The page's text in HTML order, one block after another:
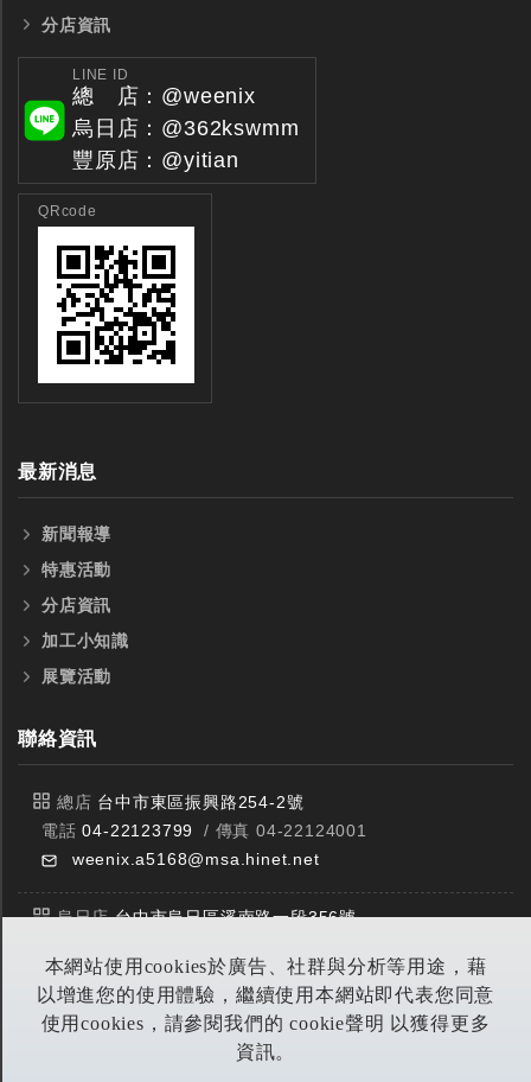
本網站使用cookies於廣告、社群與分析等用途，藉
以增進您的使用體驗，繼續使用本網站即代表您同意
使用cookies，請參閱我們的 cookie聲明 以獲得更多
資訊。
全鎢鋼銑刀
台製WEENIX四刃全鎢鋼銑刀
分店資訊
LINE ID
總 店：@weenix
烏日店：@362kswmm
豐原店：@yitian
QRcode
最新消息
新聞報導
特惠活動
分店資訊
加工小知識
展覽活動
聯絡資訊
總店 台中市東區振興路254-2號
電話04-22123799
/ 傳真 04-22124001
weenix.a5168@msa.hinet.net
烏日店台中市烏日區溪南路一段356號
豐原店台中市潭子區中山路三段303號
電話04-25314953 / 傳真 04-25314290